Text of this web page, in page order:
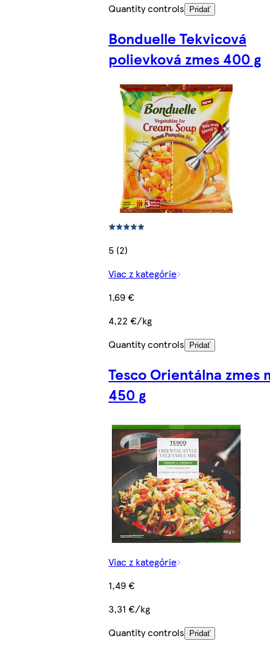
Quantity controls
Pridať
Bonduelle Tekvicová
polievková zmes 400 g
5 (2)
Viac z kategórie
1,69 €
4,22 €/kg
Quantity controls
Pridať
Tesco Orientálna zmes
450 g
Viac z kategórie
1,49 €
3,31 €/kg
Quantity controls
Pridať